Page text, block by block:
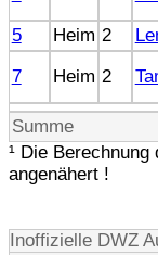
5
Heim 2
7
Heim 2
Summe
¹ Die
angenähert !
Inoffizielle DWZ